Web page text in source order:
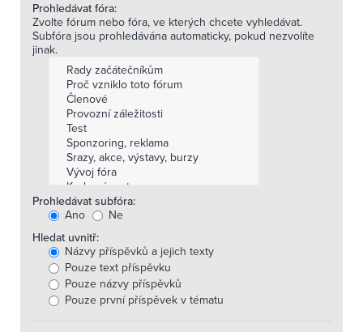
Prohledávat fóra:
Zvolte fórum nebo fóra, ve kterých chcete vyhledávat.
Subfóra jsou prohledávána automaticky, pokud nezvolíte
jinak.
Prohledávat subfóra:
Ano
Ne
Hledat uvnitř:
Názvy příspěvků a jejich texty
Pouze text příspěvku
Pouze názvy příspěvků
Pouze první příspěvek v tématu